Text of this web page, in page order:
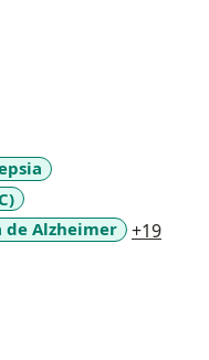
pela Academia
e bloqueio
A para
Estadual de
de Alzheimer +19